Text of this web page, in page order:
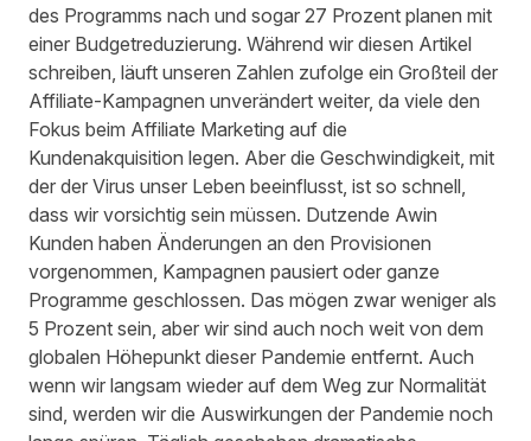
des Programms nach und sogar 27 Prozent planen mit
einer Budgetreduzierung. Während wir diesen Artikel
schreiben, läuft unseren Zahlen zufolge ein Großteil der
Affiliate-Kampagnen unverändert weiter, da viele den
Fokus beim Affiliate Marketing auf die
Kundenakquisition legen. Aber die Geschwindigkeit, mit
der der Virus unser Leben beeinflusst, ist so schnell,
dass wir vorsichtig sein müssen. Dutzende Awin
Kunden haben Änderungen an den Provisionen
vorgenommen, Kampagnen pausiert oder ganze
Programme geschlossen. Das mögen zwar weniger als
5 Prozent sein, aber wir sind auch noch weit von dem
globalen Höhepunkt dieser Pandemie entfernt. Auch
wenn wir langsam wieder auf dem Weg zur Normalität
sind, werden wir die Auswirkungen der Pandemie noch